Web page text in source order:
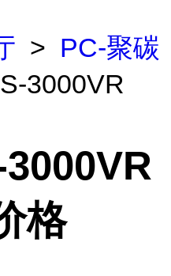
> PC-聚碳
3000VR
格